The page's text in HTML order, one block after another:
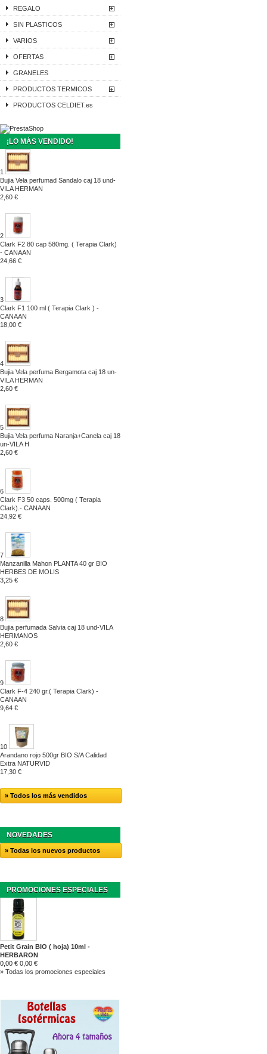
REGALO
SIN PLASTICOS
VARIOS
OFERTAS
GRANELES
PRODUCTOS TERMICOS
PRODUCTOS CELDIET.es
¡LO MÁS VENDIDO!
1
Bujia Vela perfumad Sandalo caj 18 und-
VILA HERMAN
2,60 €
2
Clark F2 80 cap 580mg. ( Terapia Clark)
- CANAAN
24,66 €
3
Clark F1 100 ml ( Terapia Clark ) -
CANAAN
18,00 €
4
Bujia Vela perfuma Bergamota caj 18 un-
VILA HERMAN
2,60 €
5
Bujia Vela perfuma Naranja+Canela caj 18
un-VILA H
2,60 €
6
Clark F3 50 caps. 500mg ( Terapia
Clark).- CANAAN
24,92 €
7
Manzanilla Mahon PLANTA 40 gr BIO
HERBES DE MOLIS
3,25 €
8
Bujia perfumada Salvia caj 18 und-VILA
HERMANOS
2,60 €
9
Clark F-4 240 gr.( Terapia Clark) -
CANAAN
9,64 €
10
Arandano rojo 500gr BIO S/A Calidad
Extra NATURVID
17,30 €
» Todos los más vendidos
NOVEDADES
» Todas los nuevos productos
PROMOCIONES ESPECIALES
Petit Grain BIO ( hoja) 10ml -
HERBARON
0,00 € 0,00 €
» Todas los promociones especiales